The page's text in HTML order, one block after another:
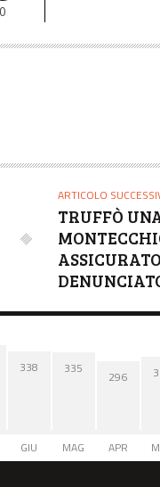
0
ARTICOLO
TRUFFÒ
338
GIU
335
MAG
296
APR